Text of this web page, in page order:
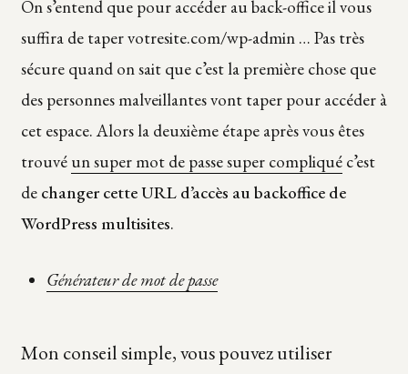
On s’entend que pour accéder au back-office il vous
suffira de taper votresite.com/wp-admin … Pas très
sécure quand on sait que c’est la première chose que
des personnes malveillantes vont taper pour accéder à
cet espace. Alors la deuxième étape après vous êtes
trouvé un super mot de passe super compliquéc’est
dechanger cette URL d’accès au backoffice de
WordPress multisites.
Générateur de mot de passe
Mon conseil simple, vous pouvez utiliser